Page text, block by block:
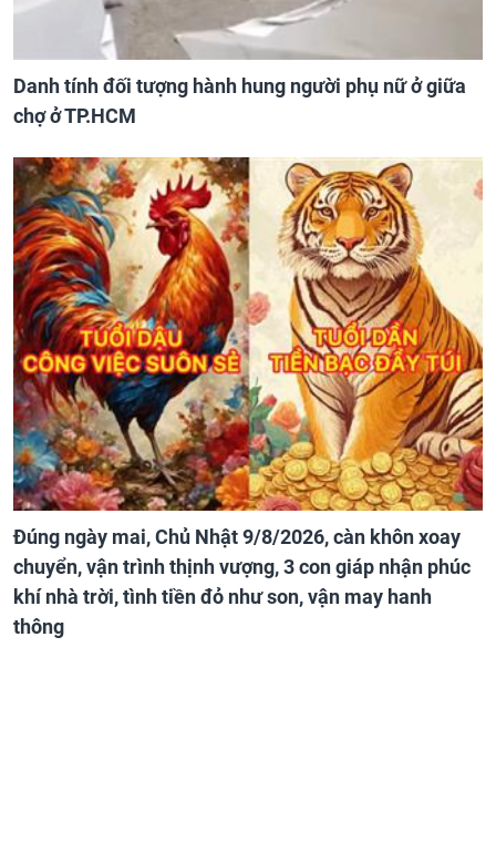
Danh tính đối tượng hành hung người phụ nữ ở giữa
chợ ở TP.HCM
Đúng ngày mai, Chủ Nhật 9/8/2026, càn khôn xoay
chuyển, vận trình thịnh vượng, 3 con giáp nhận phúc
khí nhà trời, tình tiền đỏ như son, vận may hanh
thông